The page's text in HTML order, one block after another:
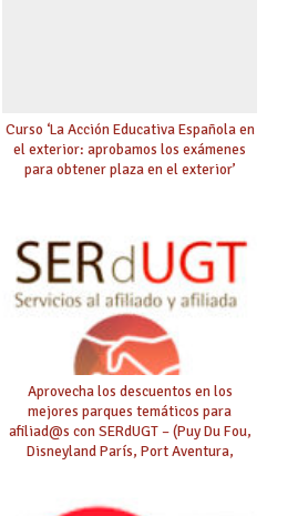
Curso ‘La Acción Educativa Española en
el exterior: aprobamos los exámenes
para obtener plaza en el exterior’
Aprovecha los descuentos en los
mejores parques temáticos para
afiliad@s con SERdUGT – (Puy Du Fou,
Disneyland París, Port Aventura,